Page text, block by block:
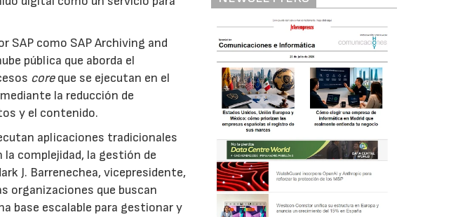
SAP como SAP Archiving and
pública que aborda el
coreque se ejecutan en el
la reducción de
y el contenido.
aplicaciones tradicionales
complejidad, la gestión de
J. Barrenechea, vicepresidente,
organizaciones que buscan
base escalable para gestionar y